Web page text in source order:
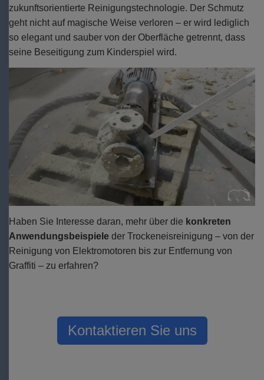
zukunftsorientierte Reinigungstechnologie. Der Schmutz
geht nicht auf magische Weise verloren – er wird lediglich
so elegant und sauber von der Oberfläche getrennt, dass
seine Beseitigung zum Kinderspiel wird.
Haben Sie Interesse daran, mehr über die konkreten
Anwendungsbeispiele der Trockeneisreinigung – von der
Reinigung von Elektromotoren bis zur Entfernung von
Graffiti – zu erfahren?
Kontaktieren Sie uns